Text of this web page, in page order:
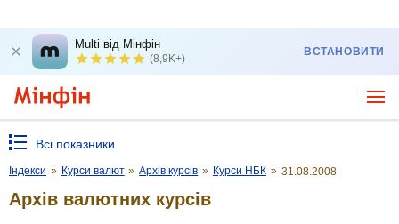
Multi від Мінфін
(8,9K+)
ВСТАНОВИТИ
Всі показники
Індекси » Курси валют » Архів курсів » Курси НБК » 31.08.2008
Архів валютних курсів